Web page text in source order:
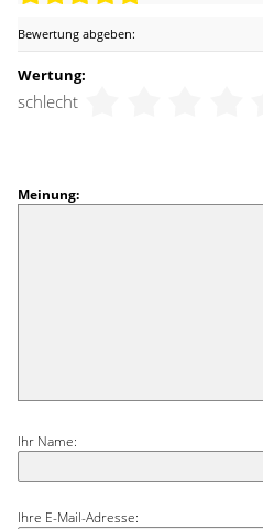
Bewertung abgeben:
Wertung:
schlecht
Meinung:
Ihr Name:
Ihre E-Mail-Adresse: